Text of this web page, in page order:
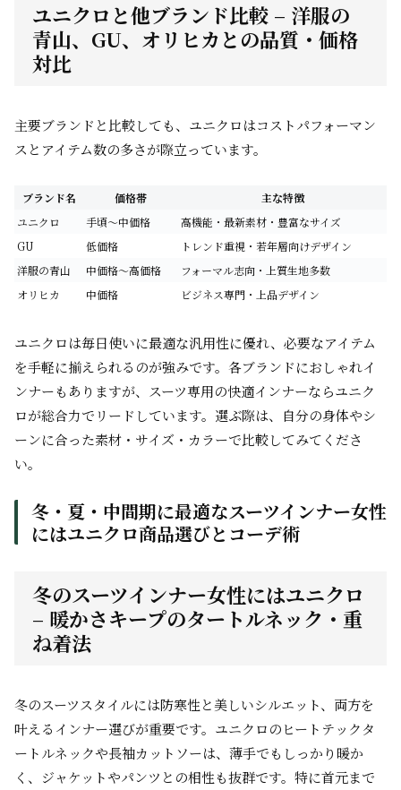
ユニクロと他ブランド比較 – 洋服の
青山、GU、オリヒカとの品質・価格
対比
主要ブランドと比較しても、ユニクロはコストパフォーマン
スとアイテム数の多さが際立っています。
ブランド名 価格帯
主な特徴
ユニクロ
手頃～中価格
高機能・最新素材・豊富なサイズ
GU
低価格
トレンド重視・若年層向けデザイン
洋服の青山
中価格～高価格
フォーマル志向・上質生地多数
オリヒカ
中価格 ビジネス専門・上品デザイン
ユニクロは毎日使いに最適な汎用性に優れ、必要なアイテム
を手軽に揃えられるのが強みです。各ブランドにおしゃれイ
ンナーもありますが、スーツ専用の快適インナーならユニク
ロが総合力でリードしています。選ぶ際は、自分の身体やシ
ーンに合った素材・サイズ・カラーで比較してみてくださ
い。
冬・夏・中間期に最適なスーツインナー女性
にはユニクロ商品選びとコーデ術
冬のスーツインナー女性にはユニクロ
– 暖かさキープのタートルネック・重
ね着法
冬のスーツスタイルには防寒性と美しいシルエット、両方を
叶えるインナー選びが重要です。ユニクロのヒートテックタ
ートルネックや長袖カットソーは、薄手でもしっかり暖か
く、ジャケットやパンツとの相性も抜群です。特に首元まで